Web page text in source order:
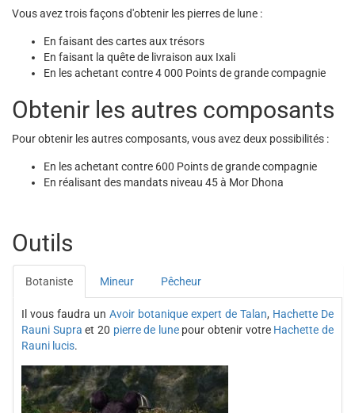
Vous avez trois façons d'obtenir les pierres de lune :
En faisant des cartes aux trésors
En faisant la quête de livraison aux Ixali
En les achetant contre 4 000 Points de grande compagnie
Obtenir les autres composants
Pour obtenir les autres composants, vous avez deux possibilités :
En les achetant contre 600 Points de grande compagnie
En réalisant des mandats niveau 45 à Mor Dhona
Outils
Botaniste Mineur Pêcheur
Il vous faudra un Avoir botanique expert de Talan, Hachette De
Rauni Supraet 20 pierre de lunepour obtenir votre Hachette de
Rauni lucis.